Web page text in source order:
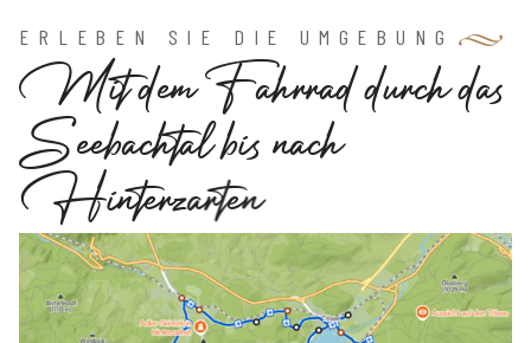
ERLEBEN SIE DIE UMGEBUNG
MitdemFahrraddurchdas
Seebachtalbis nach
Hinterzarten